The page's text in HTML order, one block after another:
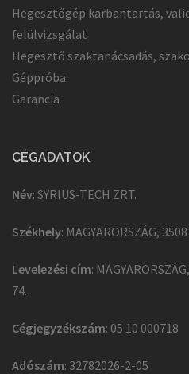
Hegesztőgép karbantartás,
felülvizsgálat
Hegesztő szaktanácsadás,
Géppróba
Garancia
CÉGADATOK
Név: SYRIUS-TECH ZRT.
Székhely: MAGYARORSZÁG,
Levelezési cím:
74.
Cégjegyzékszám: 05 10 000718
Adószám: 32782026-2-05